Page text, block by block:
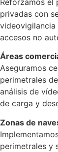
Reforzamos el
privadas con
accesos no
Áreas
Aseguramos
perimetrales
análisis de
de carga y
Zonas de
perimetrales y